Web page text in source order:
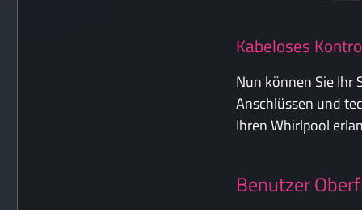
Kabeloses
Nun können Sie Ihr
Anschlüssen und
Ihren Whirlpool
Benutzer